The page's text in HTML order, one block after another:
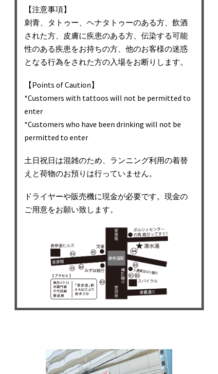
【注意事項】
刺青、タトゥー、ヘナタトゥーのある方、飲酒
された方、皮膚に疾患のある方、伝染する可能
性のある疾患をお持ちの方、他のお客様の迷惑
となる行為をされた方の入場をお断りします。
【Points of Caution】
*Customers with tattoos will not be permitted to
enter
*Customers who have been drinking will not be
permitted to enter
土日祝日は混雑のため、ランニング利用の着替
えと荷物のお預りは行っていません。
ドライヤーや販売機に現金が必要です。現金の
ご用意をお願い致します。